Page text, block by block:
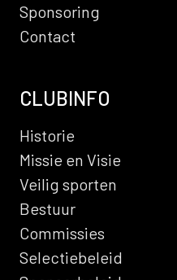
Sponsoring
Contact
CLUBINFO
Historie
Missie en Visie
Veilig sporten
Bestuur
Commissies
Selectiebeleid